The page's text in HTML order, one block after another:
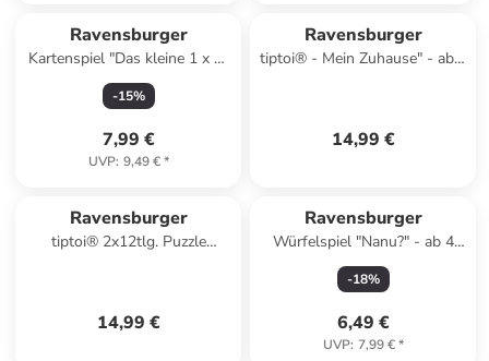
Ravensburger
Kartenspiel "Das kleine 1 x 1"
- ab 7 Jahren
-15%
7,99 €
UVP: 9,49 €*
Ravensburger
tiptoi® - Mein Zuhause" - ab 2
14,99 €
Ravensburger
tiptoi® 2x12tlg. Puzzle
14,99 €
Ravensburger
Würfelspiel "Nanu?" - ab 4
Jahren
-18%
6,49 €
UVP: 7,99 €*